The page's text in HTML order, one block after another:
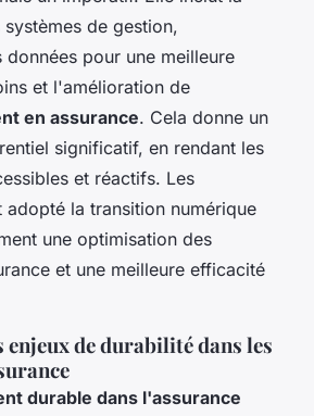
de gestion,
pour une meilleure
et l'amélioration de
en assurance. Cela donne un
significatif, en rendant les
et réactifs. Les
adopté la transition numérique
une optimisation des
et une meilleure efficacité
de durabilité dans les
durable dans l'assurance